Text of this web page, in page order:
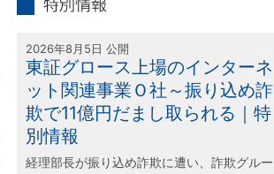
2026年8月5日 公開
東証グロース上場のインターネ
ット関連事業Ｏ社～振り込め詐
欺で11億円だまし取られる｜特
別情報
経理部長が振り込め詐欺に遭い、詐欺グルー